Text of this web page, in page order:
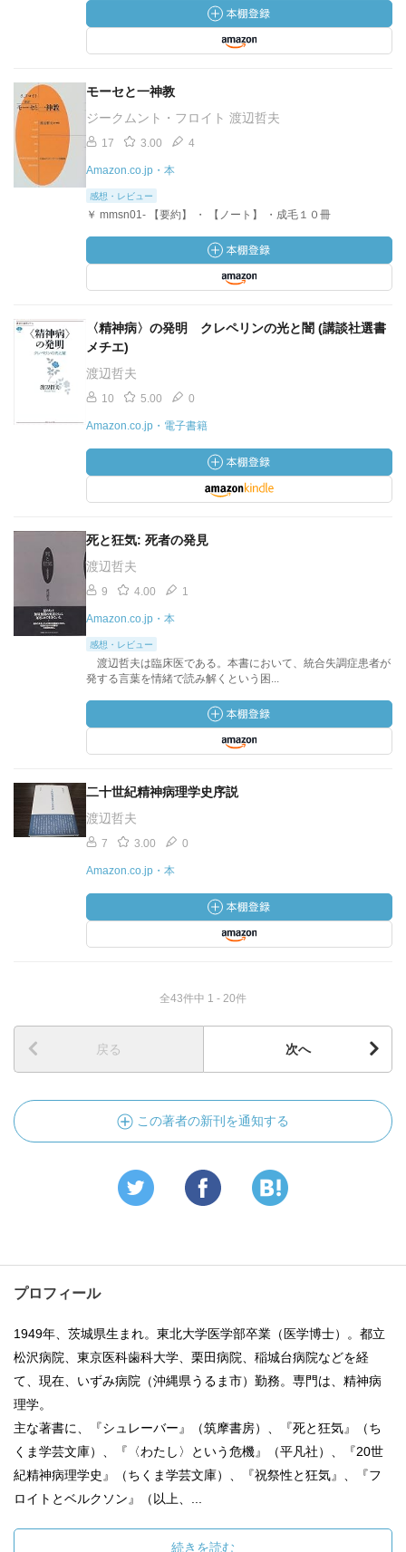
モーセと一神教
ジークムント・フロイト 渡辺哲夫
17 3.00 4
Amazon.co.jp・本
感想・レビュー
￥ mmsn01- 【要約】 ・ 【ノート】 ・成毛１０冊
〈精神病〉の発明 クレペリンの光と闇 (講談社選書
メチエ)
渡辺哲夫
10 5.00 0
Amazon.co.jp・電子書籍
死と狂気: 死者の発見
渡辺哲夫
9 4.00 1
Amazon.co.jp・本
感想・レビュー
渡辺哲夫は臨床医である。本書において、統合失調症患者が
発する言葉を情緒で読み解くという困...
二十世紀精神病理学史序説
渡辺哲夫
7 3.00 0
Amazon.co.jp・本
全43件中 1 - 20件
戻る 次へ
この著者の新刊を通知する
プロフィール
1949年、茨城県生まれ。東北大学医学部卒業（医学博士）。都立
松沢病院、東京医科歯科大学、栗田病院、稲城台病院などを経
て、現在、いずみ病院（沖縄県うるま市）勤務。専門は、精神病
理学。
主な著書に、『シュレーバー』（筑摩書房）、『死と狂気』（ち
くま学芸文庫）、『〈わたし〉という危機』（平凡社）、『20世
紀精神病理学史』（ちくま学芸文庫）、『祝祭性と狂気』、『フ
ロイトとベルクソン』（以上、...
続きを読む